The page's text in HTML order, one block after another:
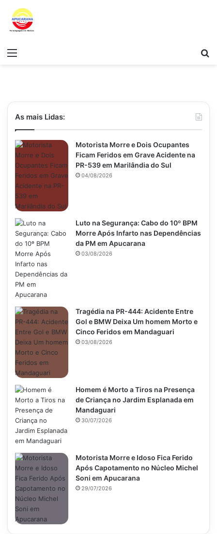
Menu
As mais Lidas:
Motorista Morre e Dois Ocupantes
Ficam Feridos em Grave Acidente na
PR-539 em Marilândia do Sul
04/08/2026
Luto na Segurança: Cabo do 10º BPM
Morre Após Infarto nas Dependências
da PM em Apucarana
03/08/2026
Tragédia na PR-444: Acidente Entre
Gol e BMW Deixa Um homem Morto e
Cinco Feridos em Mandaguari
03/08/2026
Homem é Morto a Tiros na Presença
de Criança no Jardim Esplanada em
Mandaguari
30/07/2026
Motorista Morre e Idoso Fica Ferido
Após Capotamento no Núcleo Michel
Soni em Apucarana
29/07/2026